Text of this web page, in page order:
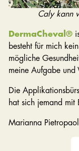
Caly kann
DermaCheval®
besteht für mich
mögliche
meine Aufgabe und
Die
hat sich jemand mit
Marianna